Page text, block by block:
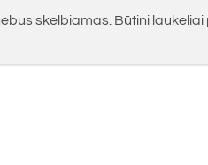
skelbiamas. Būtini